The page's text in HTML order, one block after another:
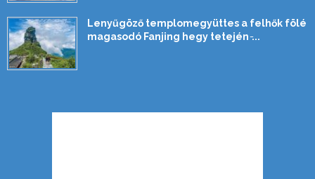
Lenyűgöző templomegyüttes a felhők fölé
magasodó Fanjing hegy tetején ̵...